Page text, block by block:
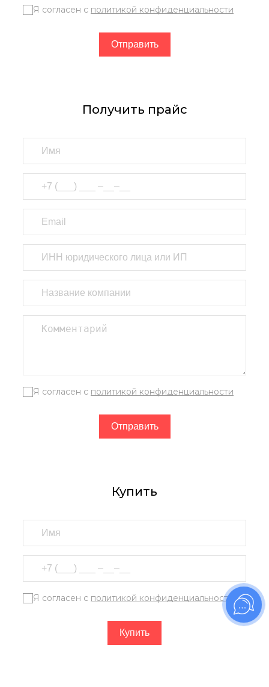
Я согласен с политикой конфиденциальности
Получить прайс
Я согласен с политикой конфиденциальности
Купить
Я согласен с политикой конфиденциальности